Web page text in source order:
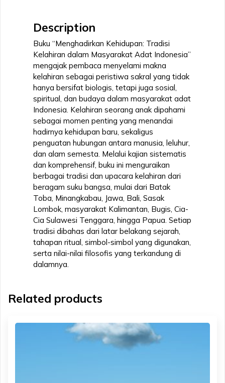
Description
Buku “Menghadirkan Kehidupan: Tradisi
Kelahiran dalam Masyarakat Adat Indonesia”
mengajak pembaca menyelami makna
kelahiran sebagai peristiwa sakral yang tidak
hanya bersifat biologis, tetapi juga sosial,
spiritual, dan budaya dalam masyarakat adat
Indonesia. Kelahiran seorang anak dipahami
sebagai momen penting yang menandai
hadirnya kehidupan baru, sekaligus
penguatan hubungan antara manusia, leluhur,
dan alam semesta. Melalui kajian sistematis
dan komprehensif, buku ini menguraikan
berbagai tradisi dan upacara kelahiran dari
beragam suku bangsa, mulai dari Batak
Toba, Minangkabau, Jawa, Bali, Sasak
Lombok, masyarakat Kalimantan, Bugis, Cia-
Cia Sulawesi Tenggara, hingga Papua. Setiap
tradisi dibahas dari latar belakang sejarah,
tahapan ritual, simbol-simbol yang digunakan,
serta nilai-nilai filosofis yang terkandung di
dalamnya.
Related products